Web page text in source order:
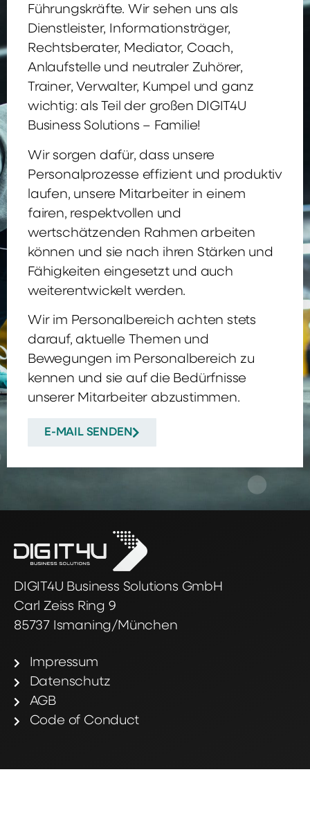
Führungskräfte. Wir sehen uns als
Dienstleister, Informationsträger,
Rechtsberater, Mediator, Coach,
Anlaufstelle und neutraler Zuhörer,
Trainer, Verwalter, Kumpel und ganz
wichtig: als Teil der großen DIGIT4U
Business Solutions – Familie!
Wir sorgen dafür, dass unsere
Personalprozesse effizient und produktiv
laufen, unsere Mitarbeiter in einem
fairen, respektvollen und
wertschätzenden Rahmen arbeiten
können und sie nach ihren Stärken und
Fähigkeiten eingesetzt und auch
weiterentwickelt werden.
Wir im Personalbereich achten stets
darauf, aktuelle Themen und
Bewegungen im Personalbereich zu
kennen und sie auf die Bedürfnisse
unserer Mitarbeiter abzustimmen.
E-MAIL SENDEN
DIGIT4U Business Solutions GmbH
Carl Zeiss Ring 9
85737 Ismaning/München
Impressum
Datenschutz
AGB
Code of Conduct